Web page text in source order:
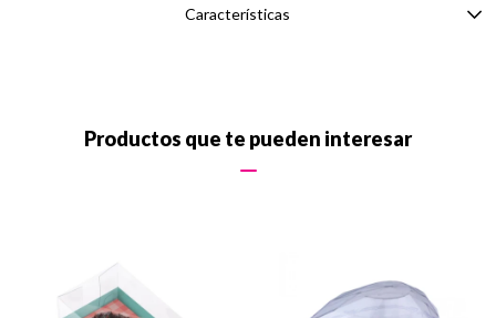
Características
Productos que te pueden interesar